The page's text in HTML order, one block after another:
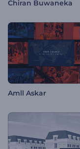
Chiran Buwaneka
Amll Askar